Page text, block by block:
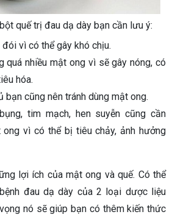
quế trị đau dạ dày bạn cần lưu ý:
đói vì có thể gây khó chịu.
quá nhiều mật ong vì sẽ gây nóng, có
hóa.
bạn cũng nên tránh dùng mật ong.
tim mạch, hen suyễn cũng cần
ong vì có thể bị tiêu chảy, ảnh hưởng
lợi ích của mật ong và quế. Có thể
đau dạ dày của 2 loại dược liệu
nó sẽ giúp bạn có thêm kiến thức